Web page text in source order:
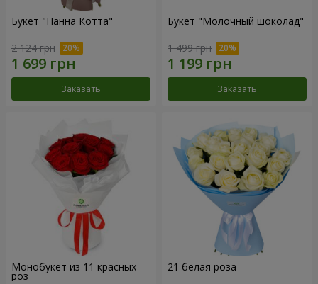
Букет "Панна Котта"
2 124 грн
Заказать
Букет "Молочный шоколад"
1 499 грн
Заказать
Монобукет из 11 красных
роз
21 белая роза